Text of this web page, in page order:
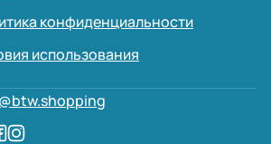
конфиденциальности
использования